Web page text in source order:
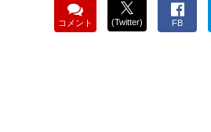
コメント (Twitter) FB